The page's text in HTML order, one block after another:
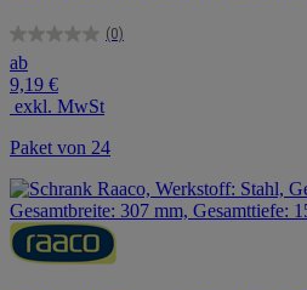
(0)
0.0
von
5
Sternen.
ab
9,19 €
exkl. MwSt
Paket von 24